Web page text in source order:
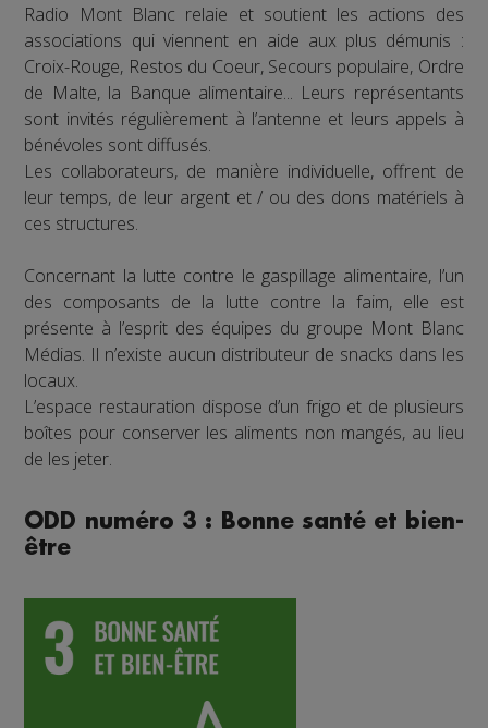
Radio Mont Blanc relaie et soutient les actions des
associations qui viennent en aide aux plus démunis :
Croix-Rouge, Restos du Coeur, Secours populaire, Ordre
de Malte, la Banque alimentaire... Leurs représentants
sont invités régulièrement à l’antenne et leurs appels à
bénévoles sont diffusés.
Les collaborateurs, de manière individuelle, offrent de
leur temps, de leur argent et / ou des dons matériels à
ces structures.
Concernant la lutte contre le gaspillage alimentaire, l’un
des composants de la lutte contre la faim, elle est
présente à l’esprit des équipes du groupe Mont Blanc
Médias. Il n’existe aucun distributeur de snacks dans les
locaux.
L’espace restauration dispose d’un frigo et de plusieurs
boîtes pour conserver les aliments non mangés, au lieu
de les jeter.
ODD numéro 3 : Bonne santé et bien-
être